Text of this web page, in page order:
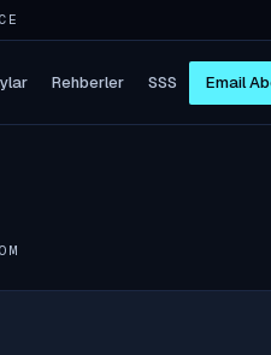
Rehberler SSS Email